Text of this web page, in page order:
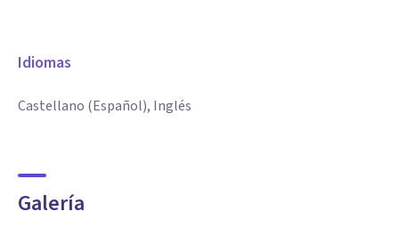
Idiomas
Castellano (Español), Inglés
Galería